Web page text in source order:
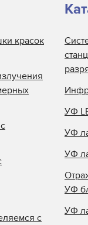
красок
с
УФ
УФ
УФ
УФ
УФ